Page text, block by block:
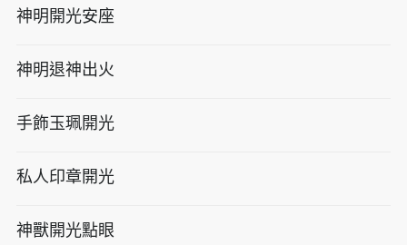
神明開光安座
神明退神出火
手飾玉珮開光
私人印章開光
神獸開光點眼